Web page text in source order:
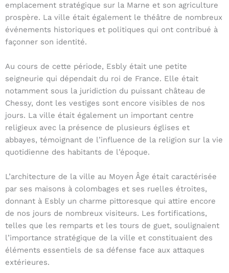
emplacement stratégique sur la Marne et son agriculture
prospère. La ville était également le théâtre de nombreux
événements historiques et politiques qui ont contribué à
façonner son identité.
Au cours de cette période, Esbly était une petite
seigneurie qui dépendait du roi de France. Elle était
notamment sous la juridiction du puissant château de
Chessy, dont les vestiges sont encore visibles de nos
jours. La ville était également un important centre
religieux avec la présence de plusieurs églises et
abbayes, témoignant de l’influence de la religion sur la vie
quotidienne des habitants de l’époque.
L’architecture de la ville au Moyen Âge était caractérisée
par ses maisons à colombages et ses ruelles étroites,
donnant à Esbly un charme pittoresque qui attire encore
de nos jours de nombreux visiteurs. Les fortifications,
telles que les remparts et les tours de guet, soulignaient
l’importance stratégique de la ville et constituaient des
éléments essentiels de sa défense face aux attaques
extérieures.